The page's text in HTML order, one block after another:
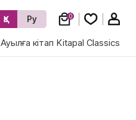
Қз Ру 0
Ауылға кітап Kitapal Classics